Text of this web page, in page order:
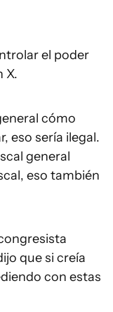
el poder
X.
cómo
eso sería ilegal.
general
eso también
que si creía
con estas